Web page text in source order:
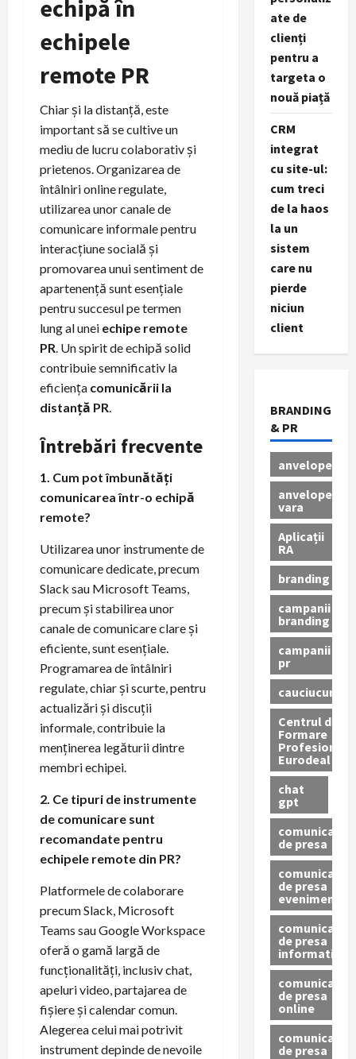
echipă în
echipele
remote PR
Chiar și la distanță, este
important să se cultive un
mediu de lucru colaborativ și
prietenos. Organizarea de
întâlniri online regulate,
utilizarea unor canale de
comunicare informale pentru
interacțiune socială și
promovarea unui sentiment de
apartenență sunt esențiale
pentru succesul pe termen
lung al unei echipe remote
PR. Un spirit de echipă solid
contribuie semnificativ la
eficiența comunicării la
distanță PR.
Întrebări frecvente
1. Cum pot îmbunătăți
comunicarea într-o echipă
remote?
Utilizarea unor instrumente de
comunicare dedicate, precum
Slack sau Microsoft Teams,
precum și stabilirea unor
canale de comunicare clare și
eficiente, sunt esențiale.
Programarea de întâlniri
regulate, chiar și scurte, pentru
actualizări și discuții
informale, contribuie la
menținerea legăturii dintre
membri echipei.
2. Ce tipuri de instrumente
de comunicare sunt
recomandate pentru
echipele remote din PR?
Platformele de colaborare
precum Slack, Microsoft
Teams sau Google Workspace
oferă o gamă largă de
funcționalități, inclusiv chat,
apeluri video, partajarea de
fișiere și calendar comun.
Alegerea celui mai potrivit
instrument depinde de nevoile
ate de
clienți
pentru a
targeta o
nouă piață
CRM
integrat
cu site-ul:
cum treci
de la haos
la un
sistem
care nu
pierde
niciun
client
BRANDING
& PR
anvelope
anvelope
vara
Aplicații
RA
branding
campanii
branding
campanii
pr
cauciucuri
Centrul de
Formare
Profesionala
Eurodeal
chat
gpt
comunicat
de presa
comunicat
de presa
eveniment
comunicat
de presa
informativ
comunicat
de presa
online
comunicate
de presa